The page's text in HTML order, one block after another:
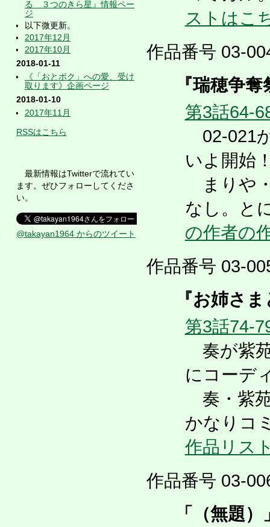
る ３つのきら星』情報ペー
ジ
以下微更新。
2017年12月
2017年10月
2018-01-11
《「おとボク」への愛、受け
取ります》企画ページ
2018-01-10
2017年11月
RSSはこちら
最新情報はTwitterで流れてい
ます。ぜひフォローしてくださ
い。
@takayan1964 からのツイート
ストはこ
作品番号 03-
『瑞穂争
第3話64-
02-021
いよ開始
まりや
なし。と
の作者の
作品番号 03-
『お姉さ
第3話74-
奏が紫
にコーデ
奏・紫
かなりコ
作品リス
作品番号 03-
「（無題）